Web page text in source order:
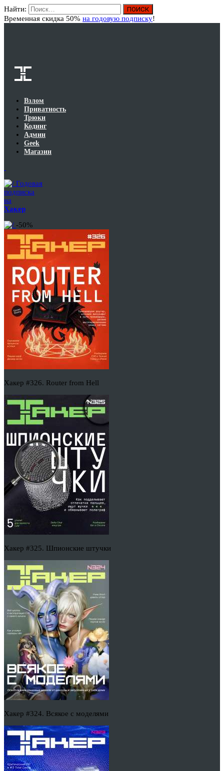
Найти:
Временная скидка 50% на годовую подписку!
Взлом
Приватность
Трюки
Кодинг
Админ
Geek
Магазин
Годовая
подписка
на
Хакер
-50%
Хакер #326. Router from Hell
Хакер #325. Шпионские штучки
Хакер #324. Всякое с моделями